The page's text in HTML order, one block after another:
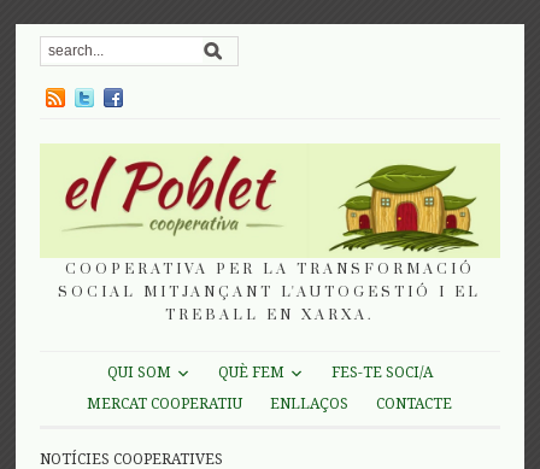
COOPERATIVA PER LA TRANSFORMACIÓ
SOCIAL MITJANÇANT L'AUTOGESTIÓ I EL
TREBALL EN XARXA.
QUI SOM QUÈ FEM
FES-TE SOCI/A
MERCAT COOPERATIU
ENLLAÇOS CONTACTE
NOTÍCIES COOPERATIVES